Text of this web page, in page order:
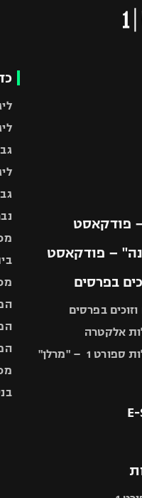
פודקאסט
– פודקאסט
בפרסים
בפרסים
אלקטרה
1 – "מרלן"